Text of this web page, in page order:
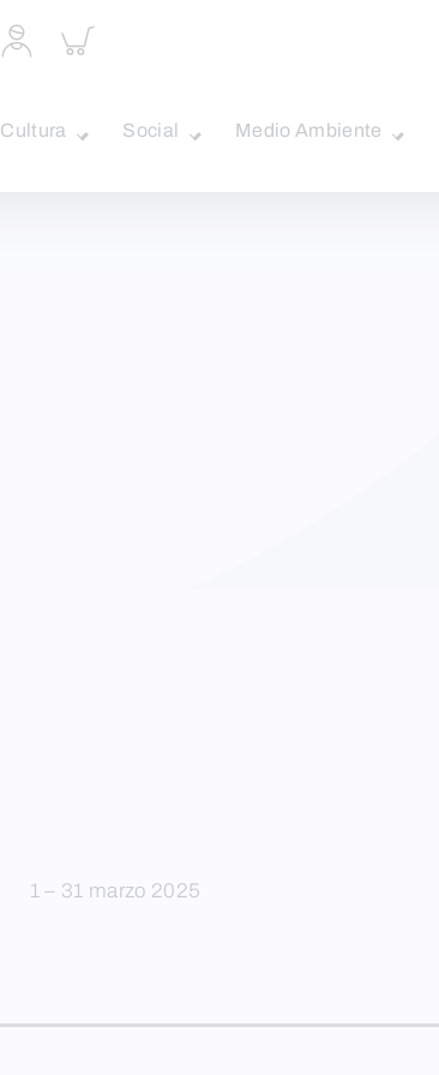
Acceder
a
Inspeccionar
carrito
Cultura Social Medio Ambiente
1 – 31 marzo 2025